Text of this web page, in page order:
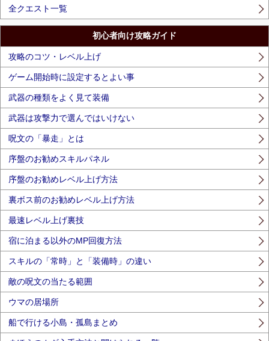
全クエスト一覧
初心者向け攻略ガイド
攻略のコツ・レベル上げ
ゲーム開始時に設定するとよい事
武器の種類をよく見て装備
武器は攻撃力で選んではいけない
呪文の「暴走」とは
序盤のお勧めスキルパネル
序盤のお勧めレベル上げ方法
裏ボス前のお勧めレベル上げ方法
最速レベル上げ裏技
宿に泊まる以外のMP回復方法
スキルの「常時」と「装備時」の違い
敵の呪文の当たる範囲
ウマの居場所
船で行ける小島・孤島まとめ